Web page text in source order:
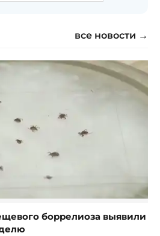
все новости →
боррелиоза выявили